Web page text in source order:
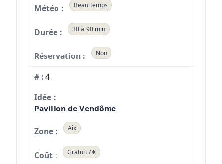
Beau temps
30 à 90 min
Non
4
Pavillon de Vendôme
Aix
Gratuit / €